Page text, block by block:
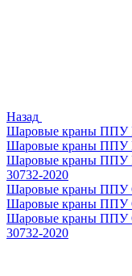
Назад
Шаровые краны ППУ
Шаровые краны ППУ
Шаровые краны ППУ
30732-2020
Шаровые краны ППУ
Шаровые краны ППУ
Шаровые краны ППУ
30732-2020